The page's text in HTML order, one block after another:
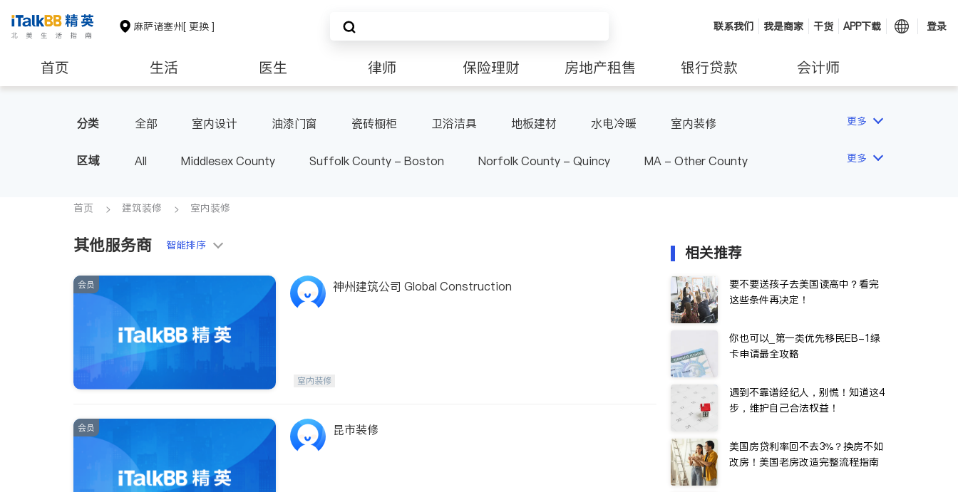
麻萨诸塞州[ 更换 ] 联系我们 我是商家 干货 APP下载 登录
首页 生活 医生 律师 保险理财 房地产租售 银行贷款 会计师
分类 全部 室内设计 油漆门窗 瓷砖橱柜 卫浴洁具 地板建材 水电冷暖 室内装修 更多
区域 All Middlesex County Suffolk County - Boston Norfolk County - Quincy MA - Other County 更多
首页 建筑装修 室内装修
其他服务商 智能排序
会员 神州建筑公司 Global Construction
室内装修
会员 昆市装修
相关推荐
要不要送孩子去美国读高中？看完
这些条件再决定！
你也可以_第一类优先移民EB-1绿
卡申请最全攻略
遇到不靠谱经纪人，别慌！知道这4
步，维护自己合法权益！
美国房贷利率回不去3%？换房不如
改房！美国老房改造完整流程指南